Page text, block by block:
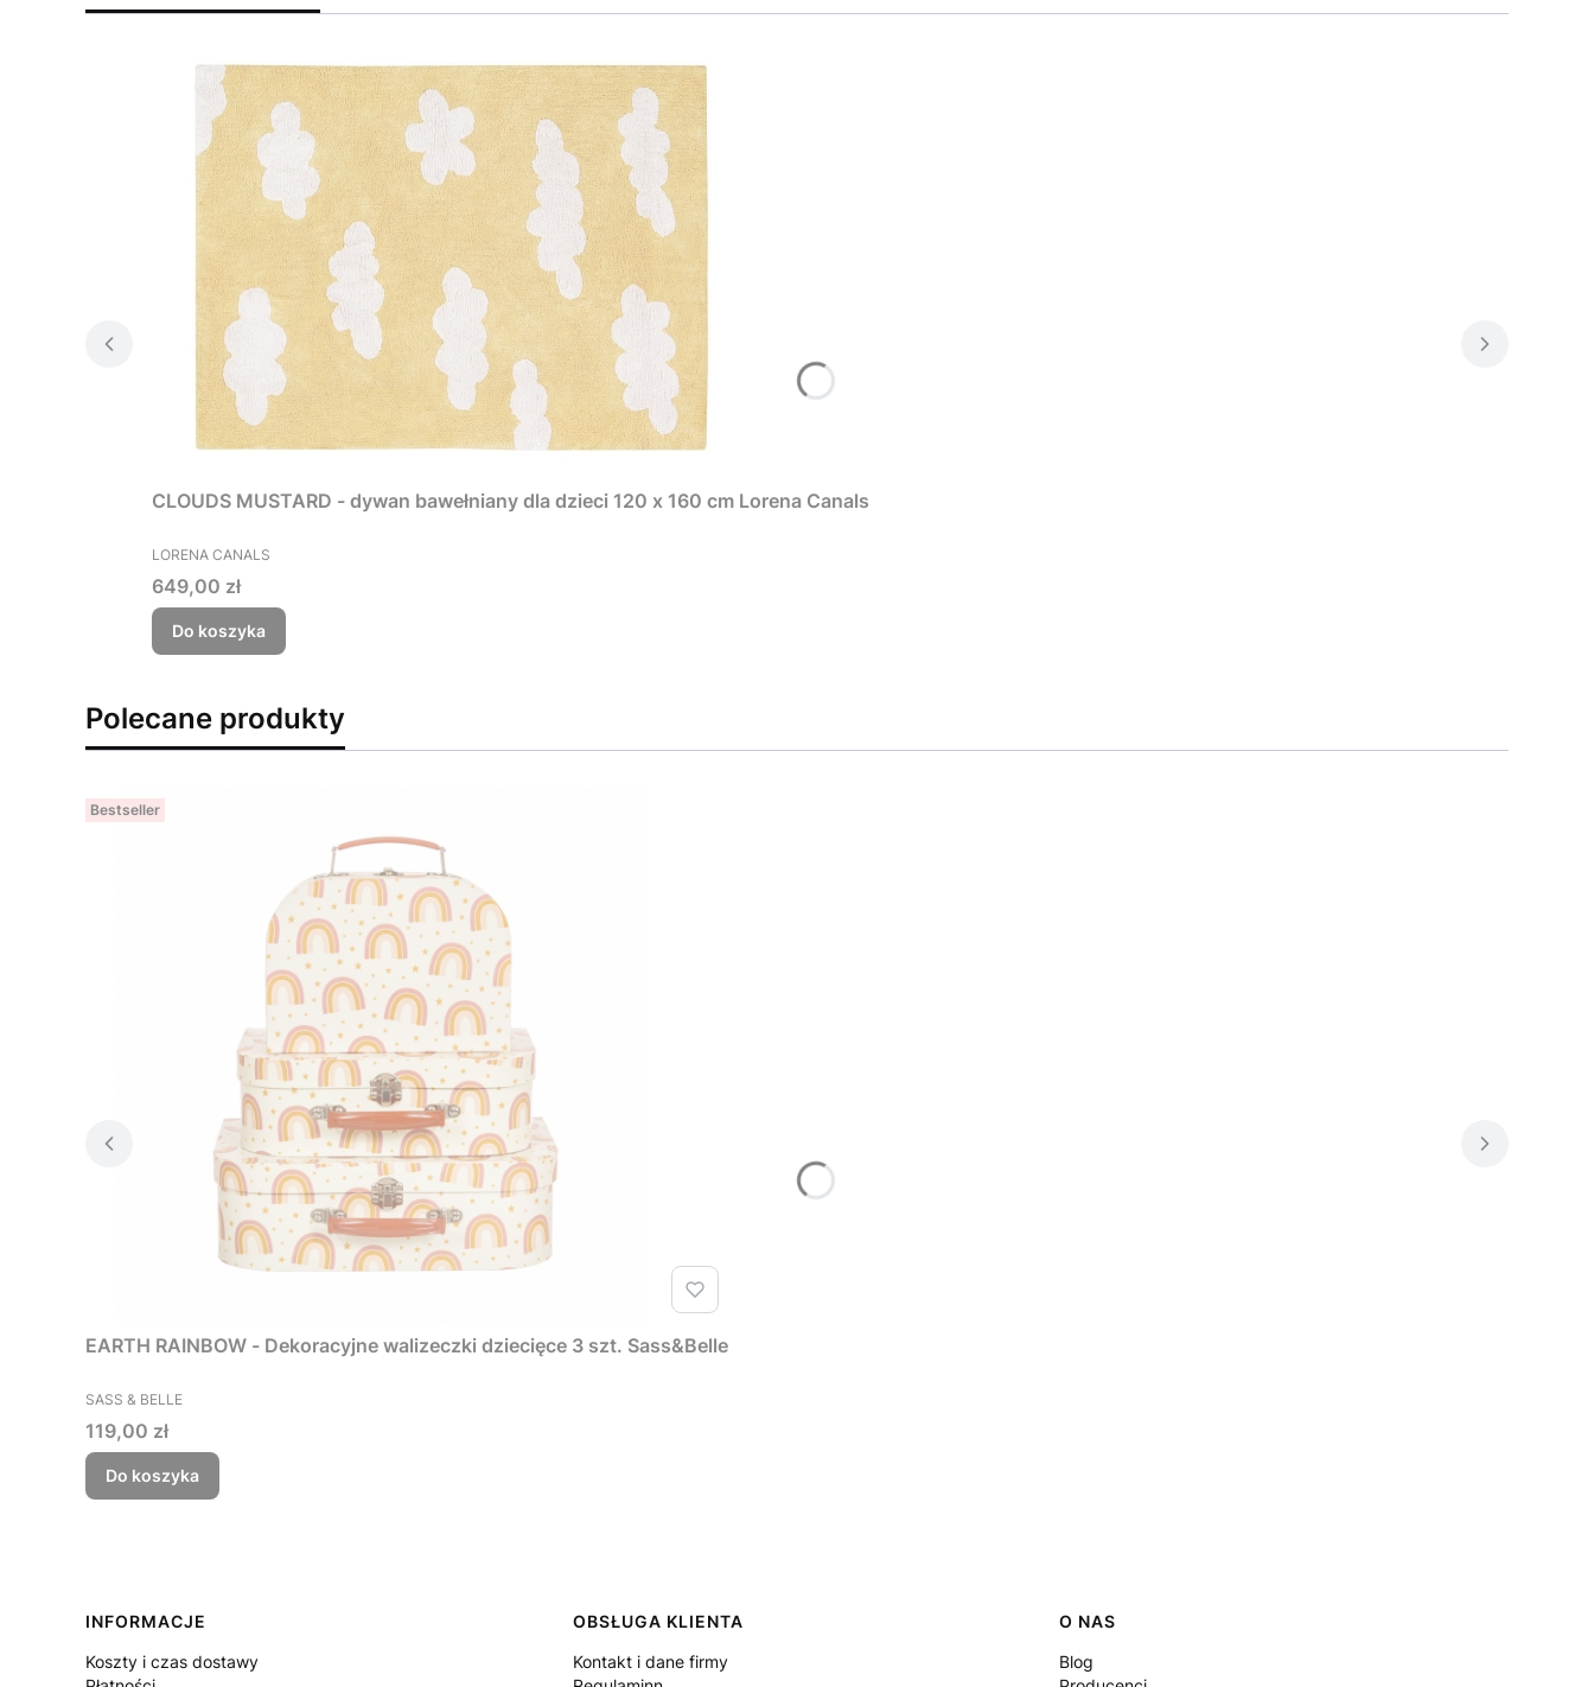
CLOUDS MUSTARD - dywan bawełniany dla dzieci 120 x 160 cm Lorena Canals
PRODUCENT
LORENA CANALS
Cena
649,00 zł
Do koszyka
Polecane produkty
Bestseller
EARTH RAINBOW - Dekoracyjne walizeczki dziecięce 3 szt. Sass&Belle
PRODUCENT
SASS & BELLE
Cena
119,00 zł
Do koszyka
Linki w stopce
INFORMACJE
Koszty i czas dostawy
OBSŁUGA KLIENTA
Kontakt i dane firmy
O NAS
Blog